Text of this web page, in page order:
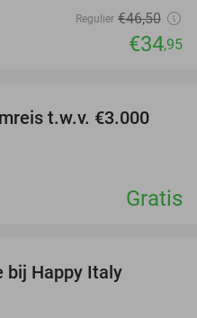
Regulier €46,50
€34,95
t.w.v. €3.000
Gratis
bij Happy Italy